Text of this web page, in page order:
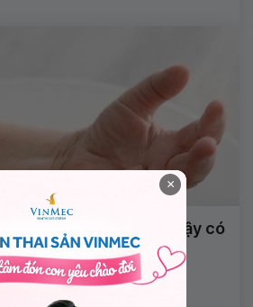
đau gót chân khi ngủ dậy có
×